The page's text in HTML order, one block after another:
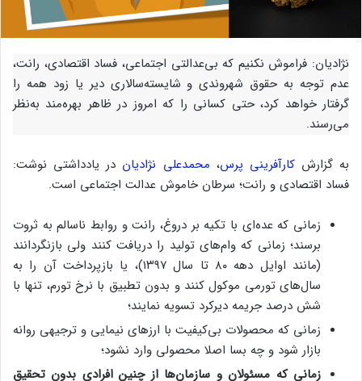
نژادیان: فراموش نکنیم که بی‌عدالتی اجتماعی، فساد اقتصادی، رانت،
عدم توجه به حقوق شهروندی و شایسته‌سالاری دیر یا زود همه را
گرفتار خواهد کرد، حتی کسانی را که امروز در ظاهر بهره‌مند به‌نظر
می‌رسند.
به گزارشکارآفرینی پرس، محمدعلی نژادیان در یادداشتی نوشت:
فساد اقتصادی و رانت؛ سرطان خاموش عدالت اجتماعی است.
زمانی که عده‌ای با تکیه بر دروغ، رانت و روابط ناسالم به ثروت
برسند؛ زمانی که وام‌های تولید را دریافت کنند ولی بازنگردانند
(مانند اوایل دهه ۸۰ تا سال ۱۳۹۷)، یا بازپرداخت آن را به
سال‌های تورمی موکول کنند و بدون تطبیق با نرخ تورم، تنها با
شش درصد جریمه دیرکرد تسویه نمایند؛
زمانی که محصولات بی‌کیفیت با ارزهای نیمایی و ترجیهی روانه
بازار شود و چه بسا اصلا محصولی وارد نشود؛
زمانی که مسئولان و سازمان‌ها از چنین افرادی بدون تحقیق